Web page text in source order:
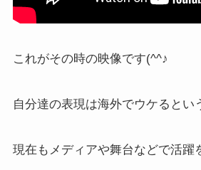
これがその時の映像です(^^♪
自分達の表現は海外でウケるとい
現在もメディアや舞台などで活躍